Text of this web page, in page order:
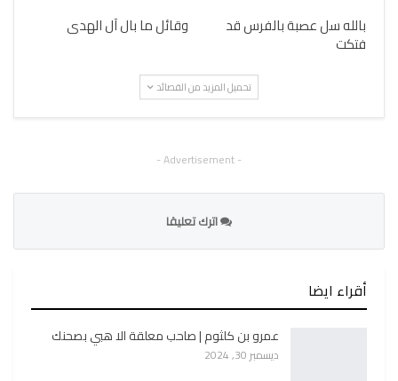
بالله سل عصبة بالفرس قد
فتكت
وقائل ما بال آل الهدى
تحميل المزيد من القصائد
- Advertisement -
اترك تعليقا
أقراء ايضا
عمرو بن كلثوم | صاحب معلقة الا هبي بصحنك
ديسمبر 30, 2024